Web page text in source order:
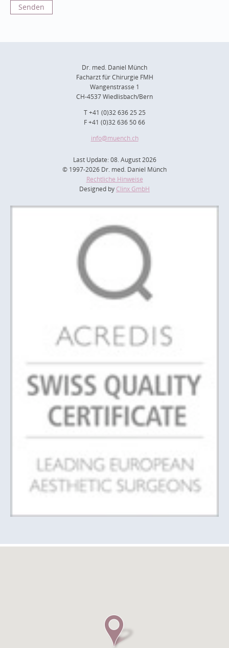
Dr. med. Daniel Münch
Facharzt für Chirurgie FMH
Wangenstrasse 1
CH-4537 Wiedlisbach/Bern
T +41 (0)32 636 25 25
F +41 (0)32 636 50 66
info@muench.ch
Last Update: 08. August 2026
© 1997-2026 Dr. med. Daniel Münch
Rechtliche Hinweise
Designed by Clinx GmbH